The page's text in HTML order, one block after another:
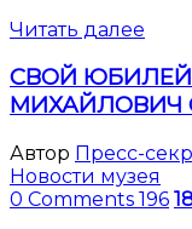
Читать далее
СВОЙ ЮБИЛЕЙ
МИХАЙЛОВИЧ
Автор Пресс-
Новости музея
0 Comments 196